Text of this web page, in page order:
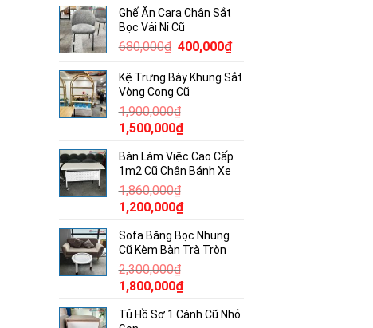
Ghế Ăn Cara Chân Sắt
Bọc Vải Nỉ Cũ
680,000₫ Giá
là:
680,000₫.
400,000₫Giá
tại
Kệ Trưng Bày Khung Sắt
Vòng Cong Cũ
1,900,000₫
Giá
là:
1,900,000₫.
1,500,000₫Giá
tại
là:
Bàn Làm Việc Cao Cấp
1m2 Cũ Chân Bánh Xe
1,860,000₫
Giá
là:
1,860,000₫.
1,200,000₫Giá
tại
là:
Sofa Băng Bọc Nhung
Cũ Kèm Bàn Trà Tròn
2,300,000₫
Giá
là:
1,800,000₫Giá
tại
Tủ Hồ Sơ 1 Cánh Cũ Nhỏ